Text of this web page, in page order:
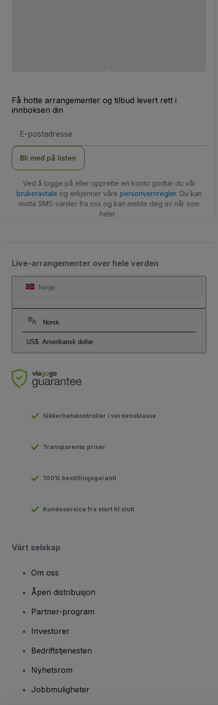
Få hotte arrangementer og tilbud levert rett i
innboksen din
postadresse
Bli med på listen
Ved å logge på eller opprette en konto godtar du vår
brukeravtale og erkjenner våre personvernregler. Du kan
motta SMS-varsler fra oss og kan melde deg av når som
helst.
Live-arrangementer over hele verden
Norge
Norsk
US$ Amerikansk dollar
Sikkerhetskontroller i verdensklasse
Transparente priser
100% bestillingsgaranti
Kundeservice fra start til slutt
Vårt selskap
Om oss
Åpen distribusjon
Partner-program
Investorer
Bedriftstjenesten
Nyhetsrom
Jobbmuligheter